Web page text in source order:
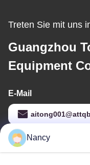
Treten Sie mit uns
Guangzhou
Equipment
E-Mail
Unsere Adresse
Nancy